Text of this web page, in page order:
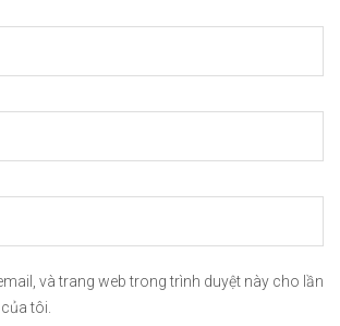
và trang web trong trình duyệt này cho lần
tôi.